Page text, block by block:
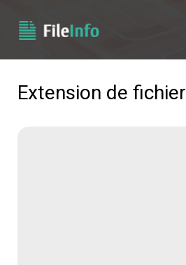
Extension de fichier